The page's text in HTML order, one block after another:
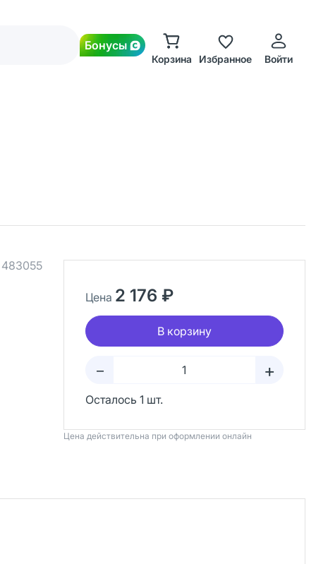
Бонусы
Корзина Избранное Войти
483055
Цена 2 176 ₽
В корзину
– +
Осталось 1 шт.
Цена действительна при оформлении онлайн